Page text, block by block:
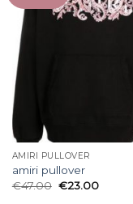
AMIRI PULLOVER
amiri pullover
€47.00 €23.00